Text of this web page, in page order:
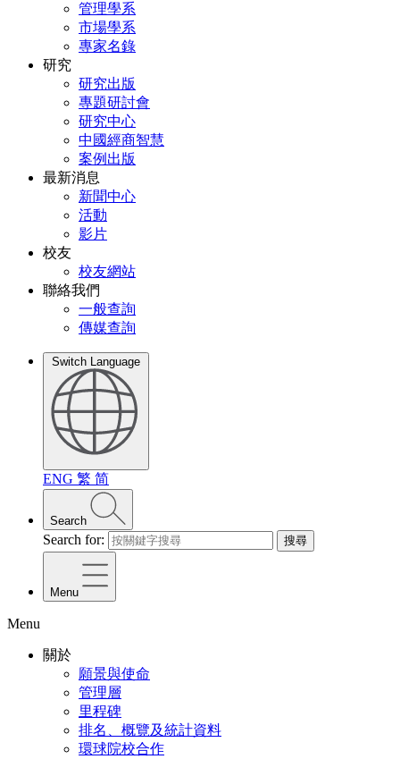
管理學系
市場學系
專家名錄
研究
研究出版
專題研討會
研究中心
中國經商智慧
案例出版
最新消息
新聞中心
活動
影片
校友
校友網站
聯絡我們
一般查詢
傳媒查詢
Switch Language
ENG 繁 简
Search
Search for: 搜尋
Menu
Menu
關於
願景與使命
管理層
里程碑
排名、概覽及統計資料
環球院校合作